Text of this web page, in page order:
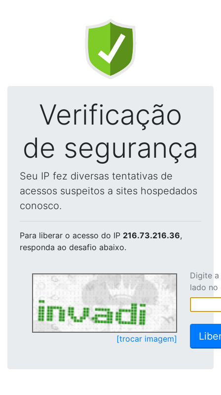
Verificação
de segurança
Seu IP fez diversas tentativas de
acessos suspeitos a sites hospedados
conosco.
Para liberar o acesso do IP 216.73.216.36,
responda ao desafio abaixo.
[trocar imagem]
Digite
lado no